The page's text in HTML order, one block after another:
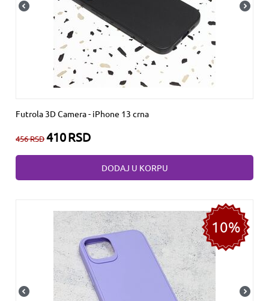
Futrola 3D Camera - iPhone 13 crna
456RSD410RSD
DODAJ U KORPU
10%